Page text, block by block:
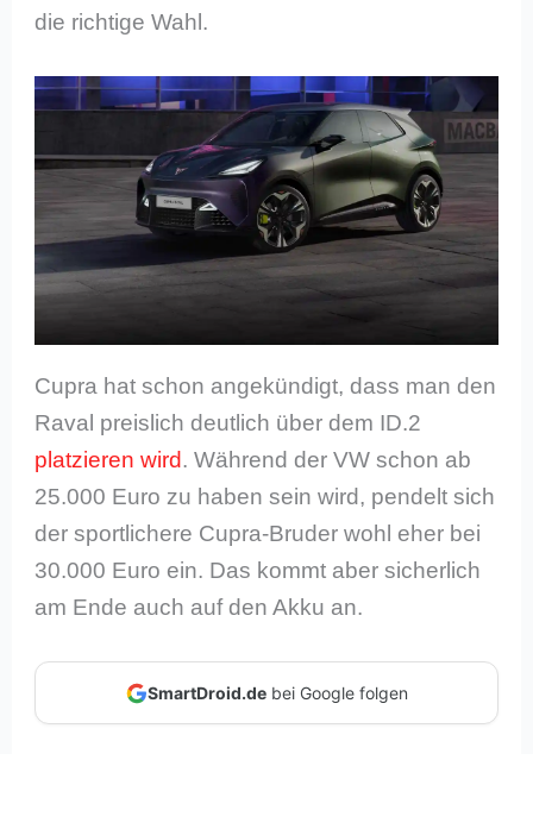
die richtige Wahl.
Cupra hat schon angekündigt, dass man den
Raval preislich deutlich über dem ID.2
platzieren wird. Während der VW schon ab
25.000 Euro zu haben sein wird, pendelt sich
der sportlichere Cupra-Bruder wohl eher bei
30.000 Euro ein. Das kommt aber sicherlich
am Ende auch auf den Akku an.
SmartDroid.debei Google folgen